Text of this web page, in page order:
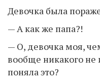
Девочка была
— А как же папа?!
— О, девочка моя,
вообще никакого
поняла это?